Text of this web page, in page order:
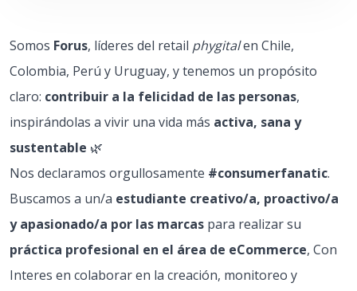
Somos Forus, líderes del retail phygitalen Chile,
Colombia, Perú y Uruguay, y tenemos un propósito
claro: contribuir a la felicidad de las personas,
inspirándolas a vivir una vida más activa, sana y
sustentable 🌿
Nos declaramos orgullosamente #consumerfanatic.
Buscamos a un/a estudiante creativo/a, proactivo/a
y apasionado/a por las marcas para realizar su
práctica profesional en el área de eCommerce, Con
Interes en colaborar en la creación, monitoreo y